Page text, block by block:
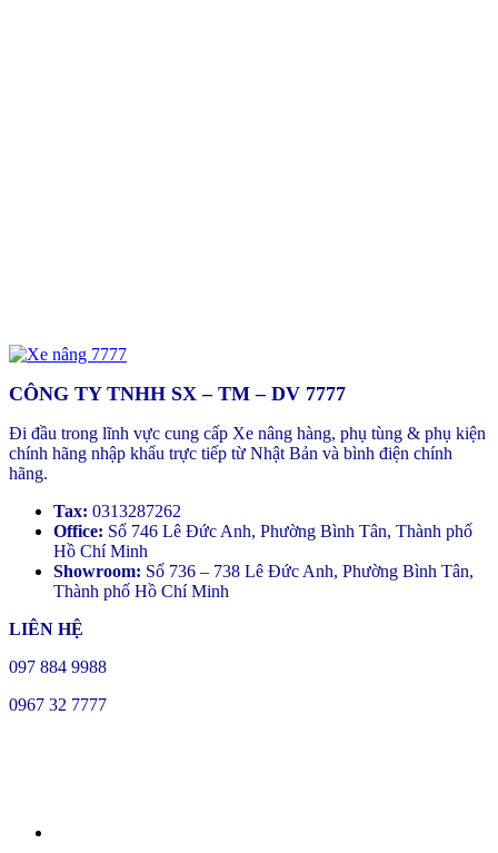
CÔNG TY TNHH SX – TM – DV 7777
Đi đầu trong lĩnh vực cung cấp Xe nâng hàng, phụ tùng & phụ kiện
chính hãng nhập khẩu trực tiếp từ Nhật Bản và bình điện chính
hãng.
Tax: 0313287262
Office: Số 746 Lê Đức Anh, Phường Bình Tân, Thành phố
Hồ Chí Minh
Showroom: Số 736 – 738 Lê Đức Anh, Phường Bình Tân,
Thành phố Hồ Chí Minh
LIÊN HỆ
097 884 9988
0967 32 7777